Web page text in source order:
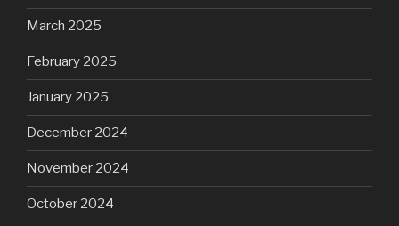
March 2025
February 2025
January 2025
December 2024
November 2024
October 2024